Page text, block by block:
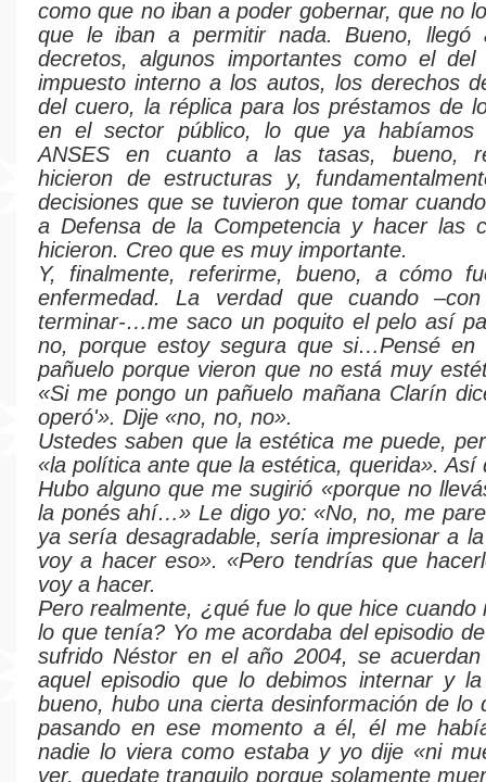
como que no iban a poder gobernar, que no
que le iban a permitir nada. Bueno, llegó
decretos, algunos importantes como el del
impuesto interno a los autos, los derechos
del cuero, la réplica para los préstamos de
en el sector público, lo que ya habíamos
ANSES en cuanto a las tasas, bueno,
hicieron de estructuras y,
decisiones que se tuvieron que tomar
a Defensa de la Competencia y hacer las
hicieron. Creo que es muy importante.
Y, finalmente, referirme, bueno, a cómo
enfermedad. La verdad que cuando
terminar-…me saco un poquito el pelo así
no, porque estoy segura que si…Pensé en
pañuelo porque vieron que no está muy
«Si me pongo un pañuelo mañana Clarín
operó'». Dije «no, no, no».
Ustedes saben que la estética me puede,
«la política ante que la estética, querida». Así
Hubo alguno que me sugirió «porque no
la ponés ahí…» Le digo yo: «No, no, me
ya sería desagradable, sería impresionar a
voy a hacer eso». «Pero tendrías que
voy a hacer.
Pero realmente, ¿qué fue lo que hice cuando
lo que tenía? Yo me acordaba del episodio
sufrido Néstor en el año 2004, se
aquel episodio que lo debimos internar y
bueno, hubo una cierta desinformación de lo
pasando en ese momento a él, él me
nadie lo viera como estaba y yo dije «ni
ver, quedate tranquilo porque solamente